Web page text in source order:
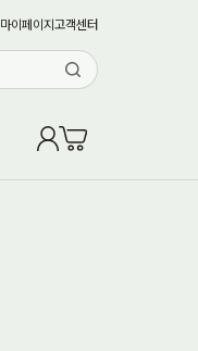
마이페이지 고객센터